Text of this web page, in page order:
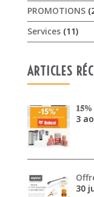
PROMOTIONS
Services(11)
ARTICLES
3
30